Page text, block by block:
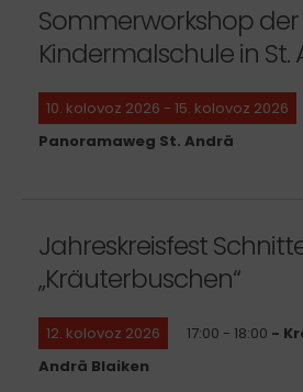
Sommerworkshop
Kindermalschule in St.
10. kolovoz 2026 - 15. kolovoz 2026
Panoramaweg St. Andrä
Jahreskreisfest
„Kräuterbuschen“
12. kolovoz 2026 17:00 - 18:00 -
Andrä Blaiken